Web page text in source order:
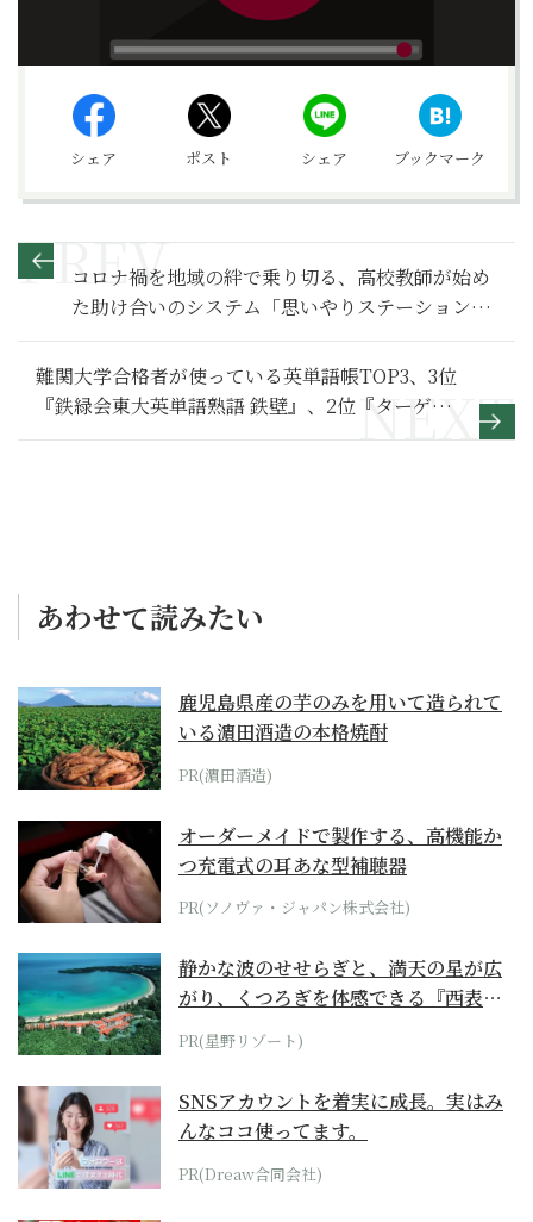
シェア ポスト シェア ブックマーク
コロナ禍を地域の絆で乗り切る、高校教師が始め
た助け合いのシステム「思いやりステーション」
（フィリピン）
難関大学合格者が使っている英単語帳TOP3、3位
『鉄緑会東大英単語熟語 鉄壁』、2位『ターゲッ
ト1900』、1位は？
あわせて読みたい
鹿児島県産の芋のみを用いて造られて
いる濵田酒造の本格焼酎
PR(濵田酒造)
オーダーメイドで製作する、高機能か
つ充電式の耳あな型補聴器
PR(ソノヴァ・ジャパン株式会社)
静かな波のせせらぎと、満天の星が広
がり、くつろぎを体感できる『西表島
ホテル by...
PR(星野リゾート)
SNSアカウントを着実に成長。実はみ
んなココ使ってます。
PR(Dreaw合同会社)